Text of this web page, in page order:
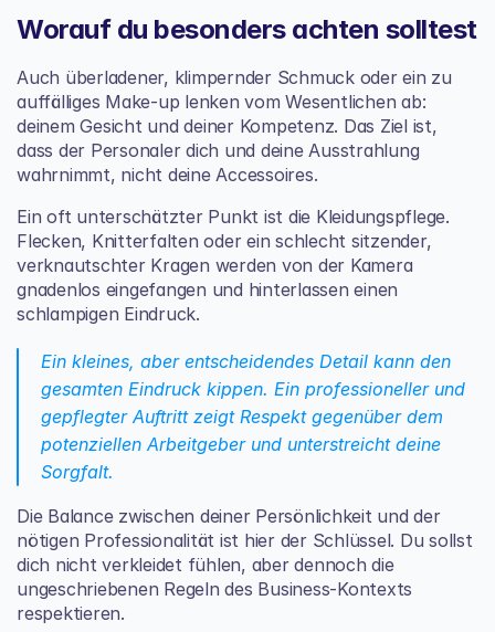
Worauf du besonders achten solltest
Auch überladener, klimpernder Schmuck oder ein zu
auffälliges Make-up lenken vom Wesentlichen ab:
deinem Gesicht und deiner Kompetenz. Das Ziel ist,
dass der Personaler dich und deine Ausstrahlung
wahrnimmt, nicht deine Accessoires.
Ein oft unterschätzter Punkt ist die Kleidungspflege.
Flecken, Knitterfalten oder ein schlecht sitzender,
verknautschter Kragen werden von der Kamera
gnadenlos eingefangen und hinterlassen einen
schlampigen Eindruck.
Ein kleines, aber entscheidendes Detail kann den
gesamten Eindruck kippen. Ein professioneller und
gepflegter Auftritt zeigt Respekt gegenüber dem
potenziellen Arbeitgeber und unterstreicht deine
Sorgfalt.
Die Balance zwischen deiner Persönlichkeit und der
nötigen Professionalität ist hier der Schlüssel. Du sollst
dich nicht verkleidet fühlen, aber dennoch die
ungeschriebenen Regeln des Business-Kontexts
respektieren.